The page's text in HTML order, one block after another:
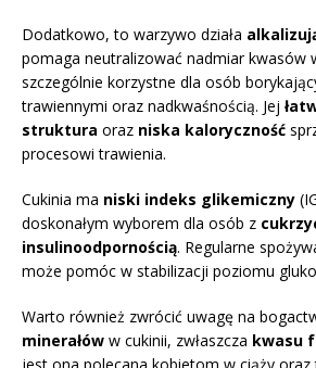
Dodatkowo, to warzywo działa
pomaga neutralizować nadmiar kwasów
szczególnie korzystne dla osób
trawiennymi oraz nadkwaśnością. Jej
struktura oraz niska kaloryczność
procesowi trawienia.
Cukinia ma niski indeks glikemiczny
doskonałym wyborem dla osób z
insulinoodpornością. Regularne
może pomóc w stabilizacji poziomu
Warto również zwrócić uwagę na
minerałów w cukinii, zwłaszcza kwasu